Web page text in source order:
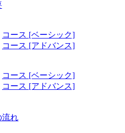
コース [ベーシック]
コース [アドバンス]
コース [ベーシック]
コース [アドバンス]
流れ